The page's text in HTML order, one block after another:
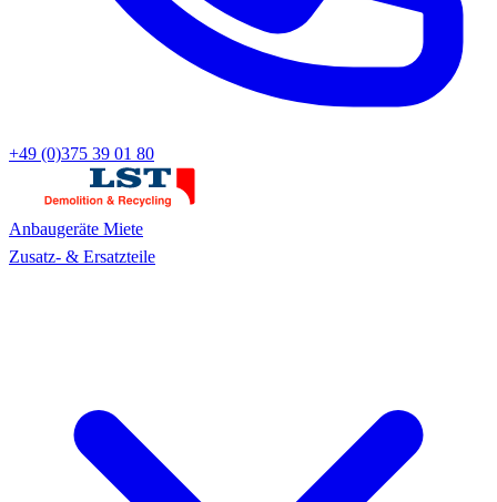
+49 (0)375 39 01 80
Anbaugeräte Miete
Zusatz- & Ersatzteile